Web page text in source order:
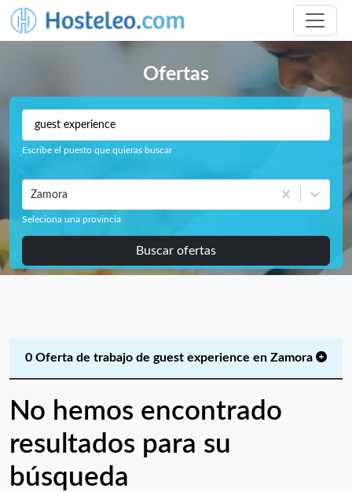
Ofertas
Escribe el puesto que quieras buscar
Zamora
Seleciona una provincia
Buscar ofertas
0 Oferta de trabajo de guest experience en Zamora
No hemos encontrado
resultados para su
búsqueda